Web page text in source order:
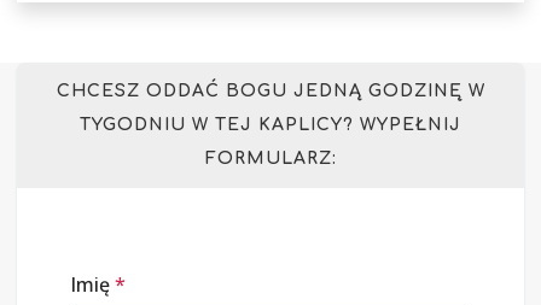
CHCESZ ODDAĆ BOGU JEDNĄ GODZINĘ W
TYGODNIU W TEJ KAPLICY? WYPEŁNIJ
FORMULARZ:
Imię*